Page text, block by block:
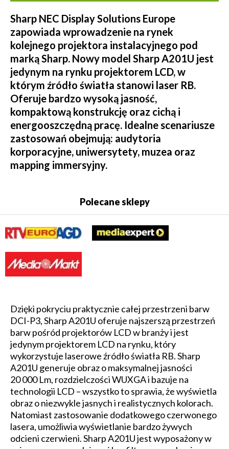
Sharp NEC Display Solutions Europe
zapowiada wprowadzenie na rynek
kolejnego projektora instalacyjnego pod
marką Sharp. Nowy model Sharp A201U jest
jedynym na rynku projektorem LCD, w
którym źródło światła stanowi laser RB.
Oferuje bardzo wysoką jasność,
kompaktową konstrukcję oraz cichą i
energooszczędną pracę. Idealne scenariusze
zastosowań obejmują: audytoria
korporacyjne, uniwersytety, muzea oraz
mapping immersyjny.
Polecane sklepy
Dzięki pokryciu praktycznie całej przestrzeni barw
DCI-P3, Sharp A201U oferuje najszerszą przestrzeń
barw pośród projektorów LCD w branży i jest
jedynym projektorem LCD na rynku, który
wykorzystuje laserowe źródło światła RB. Sharp
A201U generuje obraz o maksymalnej jasności
20 000 Lm, rozdzielczości WUXGA i bazuje na
technologii LCD – wszystko to sprawia, że wyświetla
obraz o niezwykle jasnych i realistycznych kolorach.
Natomiast zastosowanie dodatkowego czerwonego
lasera, umożliwia wyświetlanie bardzo żywych
odcieni czerwieni. Sharp A201U jest wyposażony w